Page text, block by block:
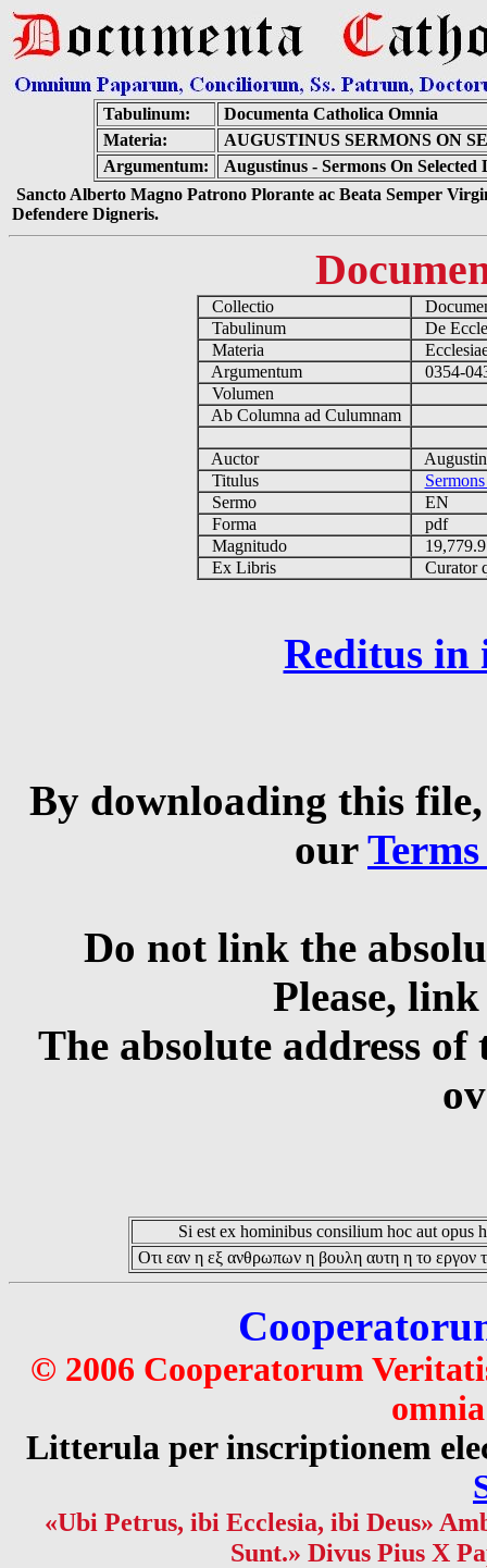
Tabulinum:
Documenta Catholica Omnia
Materia:
AUGUSTINUS SERMONS ON
Argumentum:
Augustinus - Sermons On
Sancto Alberto Magno Patrono Plorante ac Beata Semper
Defendere Digneris.
Collectio
Tabulinum
De
Materia
Argumentum
0354-
Volumen
Ab Columna ad Culumnam
Auctor
Titulus
Sermo
EN
Forma
pdf
Magnitudo
Ex Libris
Curator
Reditus in
By downloading this
our
Do not link the
Please,
The absolute address
Si est ex hominibus consilium hoc aut opus
Οτι εαν η εξ ανθρωπων η βουλη αυτη η το εργον
© 2006 Cooperatorum
Litterula per inscriptionem
«Ubi Petrus, ibi Ecclesia, ibi Deus»
Sunt.» Divus Pius X